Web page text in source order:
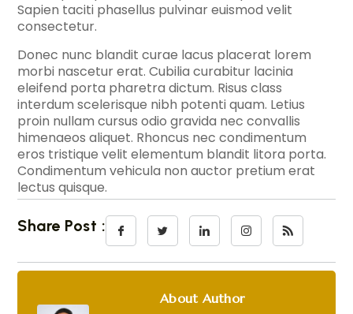
Sapien taciti phasellus pulvinar euismod velit
consectetur.
Donec nunc blandit curae lacus placerat lorem
morbi nascetur erat. Cubilia curabitur lacinia
eleifend porta pharetra dictum. Risus class
interdum scelerisque nibh potenti quam. Letius
proin nullam cursus odio gravida nec convallis
himenaeos aliquet. Rhoncus nec condimentum
eros tristique velit elementum blandit litora porta.
Condimentum vehicula non auctor pretium erat
lectus quisque.
Share Post :
About Author